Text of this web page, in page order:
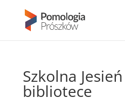
Szkolna
bibliotece